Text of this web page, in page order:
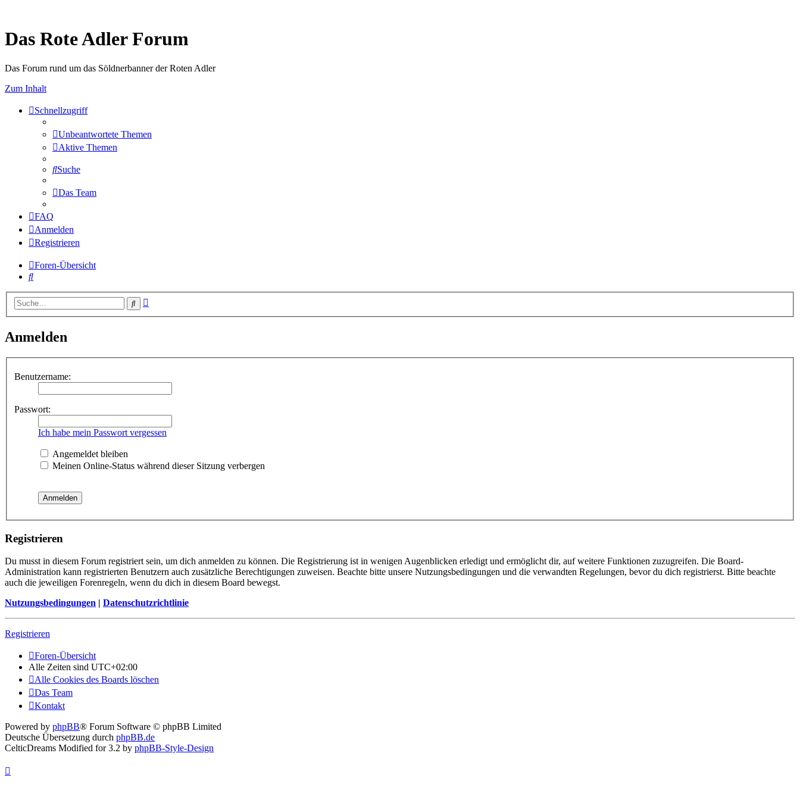
Das Rote Adler Forum
Das Forum rund um das Söldnerbanner der Roten Adler
Zum Inhalt
Schnellzugriff
Unbeantwortete Themen
Aktive Themen
Suche
Das Team
FAQ
Anmelden
Registrieren
Foren-Übersicht
Suche
Suche
Anmelden
Benutzername:
Passwort:
Ich habe mein Passwort vergessen
Angemeldet bleiben
Meinen Online-Status während dieser Sitzung verbergen
Registrieren
Du musst in diesem Forum registriert sein, um dich anmelden zu können. Die Registrierung ist in wenigen Augenblicken erledigt und ermöglicht dir, auf weitere Funktionen zuzugreifen. Die Board-
Administration kann registrierten Benutzern auch zusätzliche Berechtigungen zuweisen. Beachte bitte unsere Nutzungsbedingungen und die verwandten Regelungen, bevor du dich registrierst. Bitte beachte
auch die jeweiligen Forenregeln, wenn du dich in diesem Board bewegst.
Nutzungsbedingungen | Datenschutzrichtlinie
Registrieren
Foren-Übersicht
Alle Zeiten sind UTC+02:00
Alle Cookies des Boards löschen
Das Team
Kontakt
Powered by phpBB® Forum Software © phpBB Limited
Deutsche Übersetzung durch phpBB.de
CelticDreams Modified for 3.2 by phpBB-Style-Design